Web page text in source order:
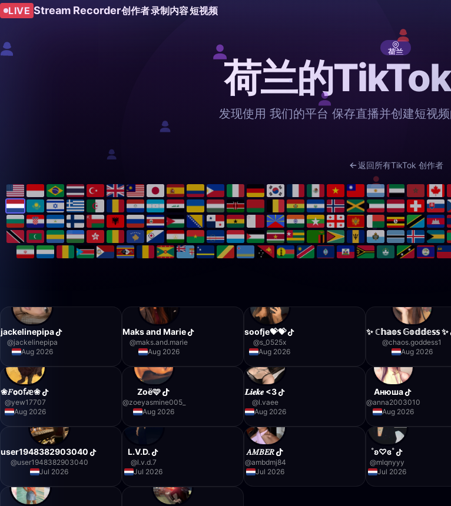
LIVE Stream Recorder创作者录制内容短视频
荷兰
荷兰的
发现使用 我们的平台 保存直播并创建短视
返回所有TikTok 创作者
jackelinepipa
@jackelinepipa
Aug 2026
Maks and Marie
@maks.and.marie
Aug 2026
soofje💝💝
@s_0525x
Aug 2026
✨️ ℂ𝕙𝕒𝕠𝕤 𝔾𝕠𝕕𝕕𝕖𝕤𝕤 ✨️
@chaos.goddess1
Aug 2026
❀𝐹𝗼𝗈𝖿𝒾𝕖❀
@yew17707
Aug 2026
Zoë🩷
@zoeyasmine005_
Aug 2026
𝑳𝒊𝒆𝒌𝒆 <3
@l.vaee
Aug 2026
Анюша
@anna2003010
Aug 2026
user1948382903040
@user1948382903040
Jul 2026
L.V.D.
@l.v.d.7
Jul 2026
𝐴𝑀𝐵𝐸𝑅
@ambdmj84
Jul 2026
˚ʚ♡ɞ˚
@mlqnyyy
Jul 2026